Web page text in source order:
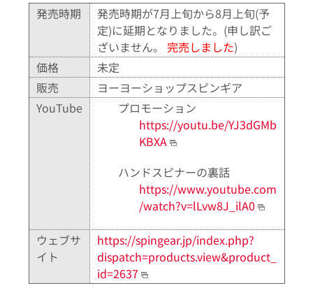
発売時期
発売時期が7月上旬から8月上旬(予
定)に延期となりました。(申し訳ご
ざいません。 完売しました)
価格
未定
販売
ヨーヨーショップスピンギア
YouTube
プロモーション
https://youtu.be/YJ3dGMb
KBXA
ハンドスピナーの裏話
https://www.youtube.com
/watch?v=lLvw8J_ilA0
ウェブサ
イト
https://spingear.jp/index.php?
dispatch=products.view&product_
id=2637